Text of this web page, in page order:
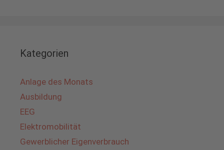
Kategorien
Anlage des Monats
Ausbildung
EEG
Elektromobilität
Gewerblicher Eigenverbrauch